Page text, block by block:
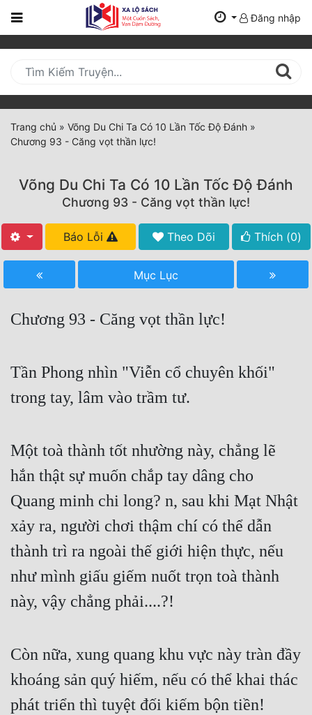
Trang
Mới
Cập
Nhật
(current)
Thể Loại
Tất Cả
Hoàn Thành
Truyện Nhập Môn
Truyện ngắn
Xa Lộ Dịch
Cung Đấu
Cạnh Kỹ
Cổ Tiên Hiệp
Du Hí
Đăng nhập
Trang chủ » Võng Du Chi Ta Có 10 Lần Tốc Độ Đánh »
Chương 93 - Căng vọt thần lực!
Võng Du Chi Ta Có 10 Lần Tốc Độ Đánh
Chương 93 - Căng vọt thần lực!
Báo Lỗi Theo Dõi Thích (0)
Mục Lục
Chương 93 - Căng vọt thần lực!
Tần Phong nhìn "Viễn cổ chuyên khối"
trong tay, lâm vào trầm tư.
Một toà thành tốt nhường này, chẳng lẽ
hắn thật sự muốn chắp tay dâng cho
Quang minh chi long? n, sau khi Mạt Nhật
xảy ra, người chơi thậm chí có thể dẫn
thành trì ra ngoài thế giới hiện thực, nếu
như mình giấu giếm nuốt trọn toà thành
này, vậy chẳng phải....?!
Còn nữa, xung quang khu vực này tràn đầy
khoáng sản quý hiếm, nếu có thể khai thác
phát triển thì tuyệt đối kiếm bộn tiền!